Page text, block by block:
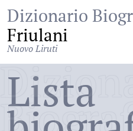
Dizionario
Friulani
Nuovo Liruti
Lista